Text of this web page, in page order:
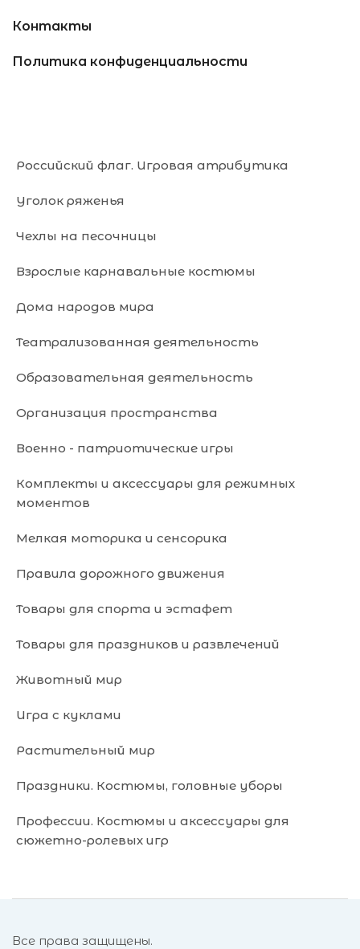
Контакты
Политика конфиденциальности
Российский флаг. Игровая атрибутика
Уголок ряженья
Чехлы на песочницы
Взрослые карнавальные костюмы
Дома народов мира
Театрализованная деятельность
Образовательная деятельность
Организация пространства
Военно - патриотические игры
Комплекты и аксессуары для режимных
моментов
Мелкая моторика и сенсорика
Правила дорожного движения
Товары для спорта и эстафет
Товары для праздников и развлечений
Животный мир
Игра с куклами
Растительный мир
Праздники. Костюмы, головные уборы
Профессии. Костюмы и аксессуары для
сюжетно-ролевых игр
Все права защищены.